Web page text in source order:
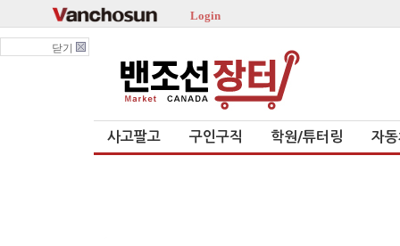
Login
닫기
사고팔고 구인구직 학원/튜터링 자